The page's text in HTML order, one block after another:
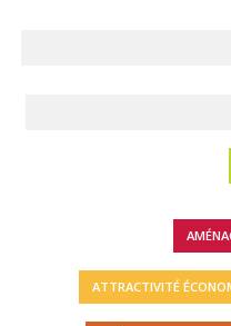
ATTRACTIVITÉ